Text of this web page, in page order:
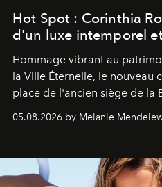
Hot Spot : Corinthia
d'un luxe intemporel
Hommage vibrant au
la Ville Éternelle, le nouveau
place de l'ancien siège de la
05.08.2026 by Melanie